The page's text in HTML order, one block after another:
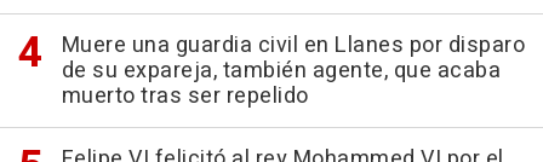
Muere una guardia civil en Llanes por disparo
de su expareja, también agente, que acaba
muerto tras ser repelido